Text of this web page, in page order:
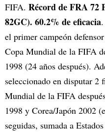
FIFA. Récord de FRA 72
82GC). 60.2% de eficacia
el primer campeón
Copa Mundial de la FIFA
1998 (24 años después).
seleccionado en disputar 2
Mundial de la FIFA
1998 y Corea/Japón 2002
seguidas, sumada a